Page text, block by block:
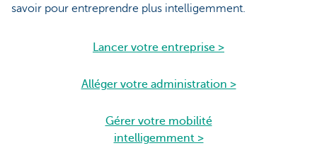
savoir pour entreprendre plus intelligemment.
Lancer votre entreprise >
Alléger votre administration >
Gérer votre mobilité
intelligemment >